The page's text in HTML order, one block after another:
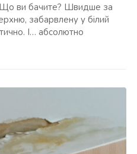
Що ви бачите? Швидше за
забарвлену у білий
І… абсолютно